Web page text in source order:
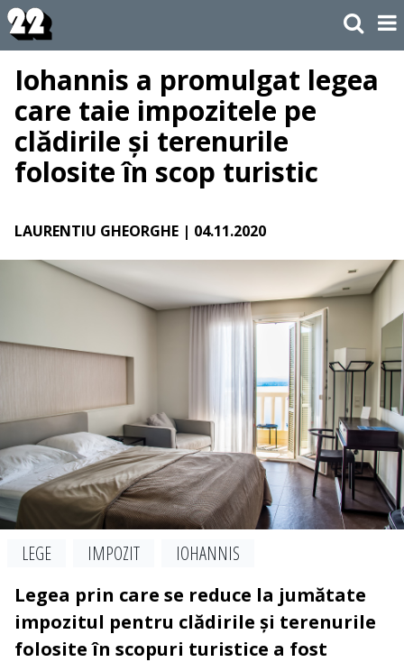
Iohannis a promulgat legea
care taie impozitele pe
clădirile și terenurile
folosite în scop turistic
LAURENTIU GHEORGHE | 04.11.2020
LEGE IMPOZIT
IOHANNIS
Legea prin care se reduce la jumătate
impozitul pentru clădirile și terenurile
folosite în scopuri turistice a fost